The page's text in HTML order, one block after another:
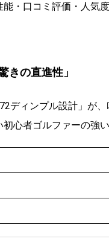
・口コミ評価・人気
きの直進性」
ディンプル設計」が
心者ゴルファーの強い